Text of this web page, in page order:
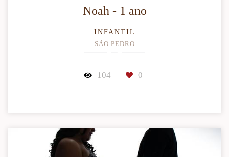
Noah - 1 ano
INFANTIL
SÃO PEDRO
104 0